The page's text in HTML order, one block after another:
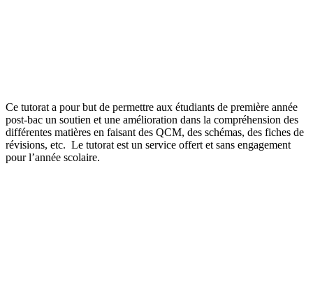
Ce tutorat a pour but de permettre aux étudiants de première année
post-bac un soutien et une amélioration dans la compréhension des
différentes matières en faisant des QCM, des schémas, des fiches de
révisions, etc. Le tutorat est un service offert et sans engagement
pour l’année scolaire.